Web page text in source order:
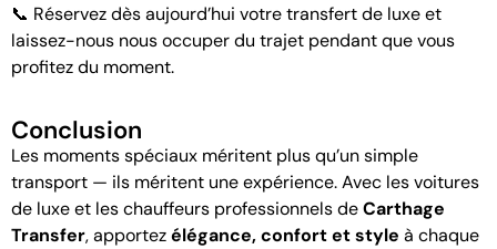
📞 Réservez dès aujourd’hui votre transfert de luxe et
laissez-nous nous occuper du trajet pendant que vous
profitez du moment.
Conclusion
Les moments spéciaux méritent plus qu’un simple
transport — ils méritent une expérience. Avec les voitures
de luxe et les chauffeurs professionnels deCarthage
Transfer, apportezélégance, confort et style à chaque